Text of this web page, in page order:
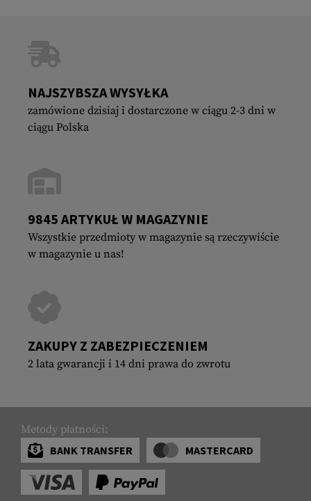
NAJSZYBSZA WYSYŁKA
zamówione dzisiaj i dostarczone w ciągu 2-3 dni w
ciągu Polska
9845 ARTYKUŁ W MAGAZYNIE
Wszystkie przedmioty w magazynie są rzeczywiście
w magazynie u nas!
ZAKUPY Z ZABEZPIECZENIEM
2 lata gwarancji i 14 dni prawa do zwrotu
Metody płatności:
BANK TRANSFER
MASTERCARD